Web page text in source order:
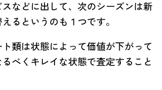
などに出して、次のシーズンは新
るというのも１つです。
類は状態によって価値が下がって
べくキレイな状態で査定すること